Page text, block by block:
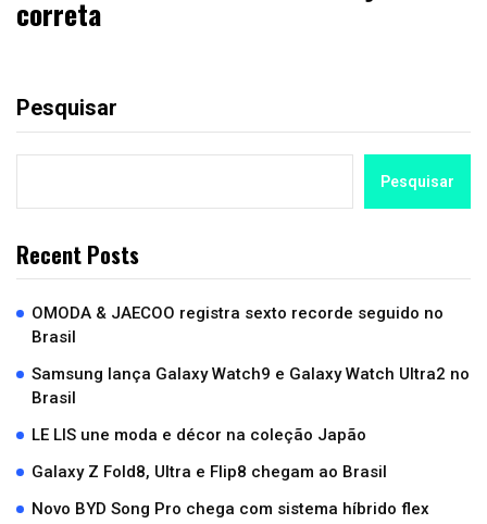
correta
Pesquisar
Pesquisar
Recent Posts
OMODA & JAECOO registra sexto recorde seguido no
Brasil
Samsung lança Galaxy Watch9 e Galaxy Watch Ultra2 no
Brasil
LE LIS une moda e décor na coleção Japão
Galaxy Z Fold8, Ultra e Flip8 chegam ao Brasil
Novo BYD Song Pro chega com sistema híbrido flex